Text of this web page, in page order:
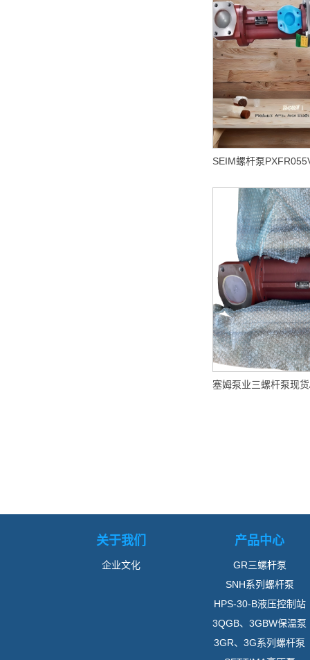
关于我们
企业文化
产品中心
GR三螺杆泵
SNH系列螺杆泵
HPS-30-B液压控制站
3QGB、3GBW保温泵
3GR、3G系列螺杆泵